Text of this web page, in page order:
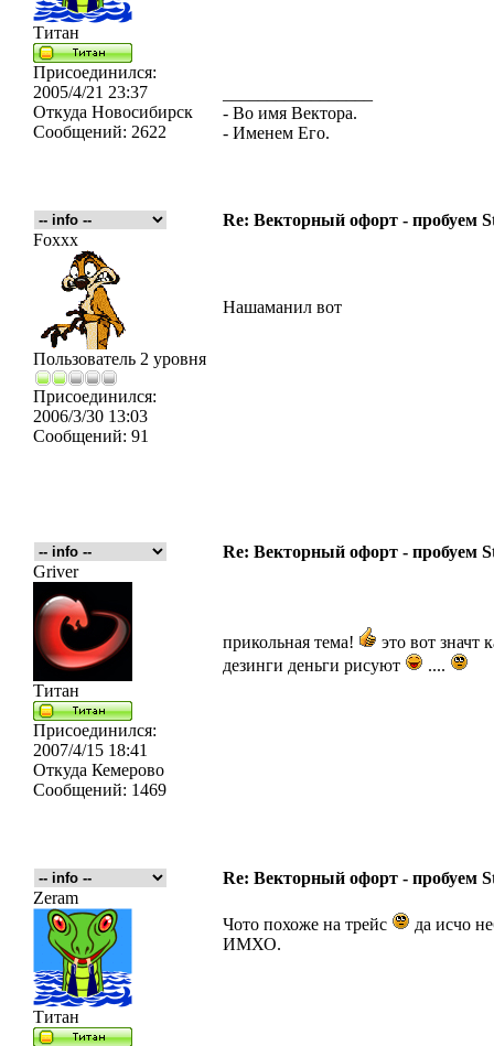
Титан
Присоединился:
2005/4/21 23:37
Откуда Новосибирск
Сообщений: 2622
- Во имя Вектора.
- Именем Его.
Re: Векторный офорт - пробуем
Foxxx
Пользователь 2 уровня
Присоединился:
2006/3/30 13:03
Сообщений: 91
Нашаманил вот
Re: Векторный офорт - пробуем
Griver
Титан
Присоединился:
2007/4/15 18:41
Откуда Кемерово
Сообщений: 1469
прикольная тема!
это вот значт
дезинги деньги рисуют
....
Re: Векторный офорт - пробуем
Zeram
Титан
Чото похоже на трейс
да исчо
ИМХО.